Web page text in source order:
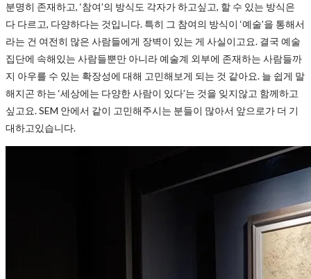
분명히 존재하고, ‘참여’의 방식도 각자가 하고싶고, 할 수 있는 방식은
다 다르고, 다양하다는 것입니다. 특히 그 참여의 방식이 ‘예술’을 통해서
라는 건 여전히 많은 사람들에게 장벽이 있는 게 사실이고요. 결국 예술
집단에 속해있는 사람들뿐만 아니라 예술계 외부에 존재하는 사람들까
지 아우를 수 있는 확장성에 대해 고민해보게 되는 것 같아요. 늘 쉽게 말
해지곤 하는 ‘세상에는 다양한 사람이 있다’는 것을 잊지않고 함께하고
싶고요. SEM 안에서 같이 고민해주시는 분들이 많아서 앞으로가 더 기
대하고있습니다.